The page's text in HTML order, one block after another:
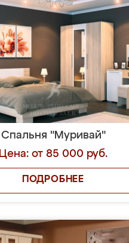
Спальня "Муривай"
Цена: от 85 000 руб.
ПОДРОБНЕЕ